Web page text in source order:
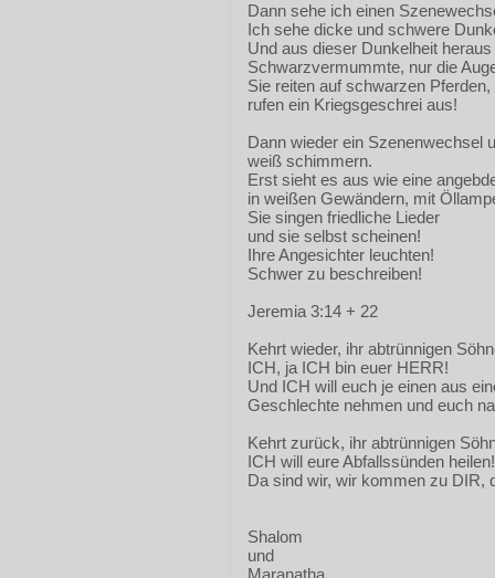
Dann sehe ich einen
Ich sehe dicke und schwere
Und aus dieser Dunkelheit
Schwarzvermummte, nur die
Sie reiten auf schwarzen
rufen ein Kriegsgeschrei aus!
Dann wieder ein Szenenwechsel
weiß schimmern.
Erst sieht es aus wie eine
in weißen Gewändern, mit
Sie singen friedliche Lieder
und sie selbst scheinen!
Ihre Angesichter leuchten!
Schwer zu beschreiben!
Jeremia 3:14 + 22
Kehrt wieder, ihr abtrünnigen
ICH, ja ICH bin euer HERR!
Und ICH will euch je einen aus
Geschlechte nehmen und euch
Kehrt zurück, ihr abtrünnigen
ICH will eure Abfallssünden
Da sind wir, wir kommen zu DIR,
Shalom
und
Maranatha